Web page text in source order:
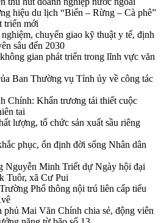
hiệu du lịch “Biển – Rừng – Cà phê”
triển mới
chuyển giao kỹ thuật y tế, định
sâu đến 2030
gian phát triển trong lĩnh vực văn
Ban Thường vụ Tỉnh ủy về công tác
Chính: Khẩn trương tái thiết cuộc
tai
lượng, tổ chức sản xuất sầu riêng
phục, ổn định đời sống Nhân dân
Minh Triết dự Ngày hội đại
Tuôr, xã Cư Pui
Phổ thông nội trú liên cấp tiểu
Mai Văn Chính chia sẻ, động viên